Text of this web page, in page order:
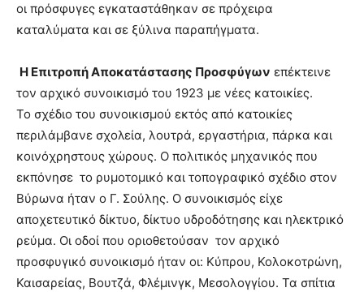
οι πρόσφυγες εγκαταστάθηκαν σε πρόχειρα
καταλύματα και σε ξύλινα παραπήγματα.
Η Επιτροπή Αποκατάστασης Προσφύγων επέκτεινε
τον αρχικό συνοικισμό του 1923 με νέες κατοικίες.
Το σχέδιο του συνοικισμού εκτός από κατοικίες
περιλάμβανε σχολεία, λουτρά, εργαστήρια, πάρκα και
κοινόχρηστους χώρους. Ο πολιτικός μηχανικός που
εκπόνησε το ρυμοτομικό και τοπογραφικό σχέδιο στον
Βύρωνα ήταν ο Γ. Σούλης. Ο συνοικισμός είχε
αποχετευτικό δίκτυο, δίκτυο υδροδότησης και ηλεκτρικό
ρεύμα. Οι οδοί που οριοθετούσαν τον αρχικό
προσφυγικό συνοικισμό ήταν οι: Κύπρου, Κολοκοτρώνη,
Καισαρείας, Βουτζά, Φλέμινγκ, Μεσολογγίου. Τα σπίτια